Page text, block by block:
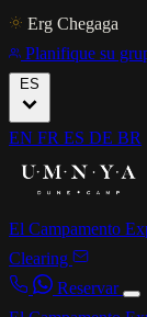
Erg Chegaga
Planifique su
ES
EN FR ES DE BR
El Campamento
Clearing
Reservar